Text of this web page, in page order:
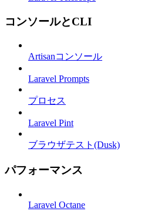
コンソールとCLI
Artisanコンソール
Laravel Prompts
プロセス
Laravel Pint
ブラウザテスト(Dusk)
パフォーマンス
Laravel Octane